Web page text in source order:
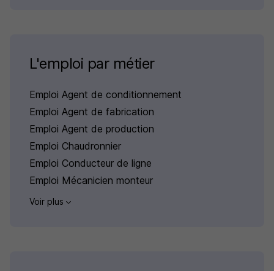
L'emploi par métier
Emploi Agent de conditionnement
Emploi Agent de fabrication
Emploi Agent de production
Emploi Chaudronnier
Emploi Conducteur de ligne
Emploi Mécanicien monteur
Voir plus